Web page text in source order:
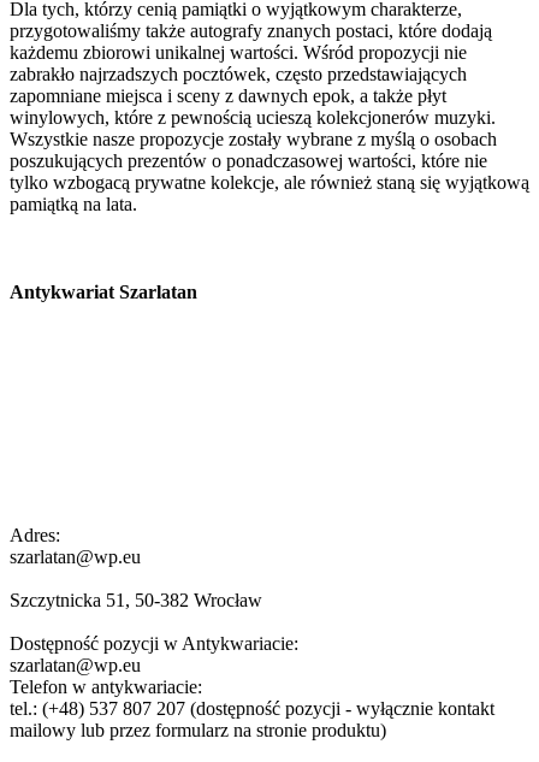
Dla tych, którzy cenią pamiątki o wyjątkowym charakterze,
przygotowaliśmy także autografy znanych postaci, które dodają
każdemu zbiorowi unikalnej wartości. Wśród propozycji nie
zabrakło najrzadszych pocztówek, często przedstawiających
zapomniane miejsca i sceny z dawnych epok, a także płyt
winylowych, które z pewnością ucieszą kolekcjonerów muzyki.
Wszystkie nasze propozycje zostały wybrane z myślą o osobach
poszukujących prezentów o ponadczasowej wartości, które nie
tylko wzbogacą prywatne kolekcje, ale również staną się wyjątkową
pamiątką na lata.
Antykwariat Szarlatan
Adres:
szarlatan@wp.eu
Szczytnicka 51, 50-382 Wrocław
Dostępność pozycji w Antykwariacie:
szarlatan@wp.eu
Telefon w antykwariacie:
tel.: (+48) 537 807 207 (dostępność pozycji - wyłącznie kontakt
mailowy lub przez formularz na stronie produktu)